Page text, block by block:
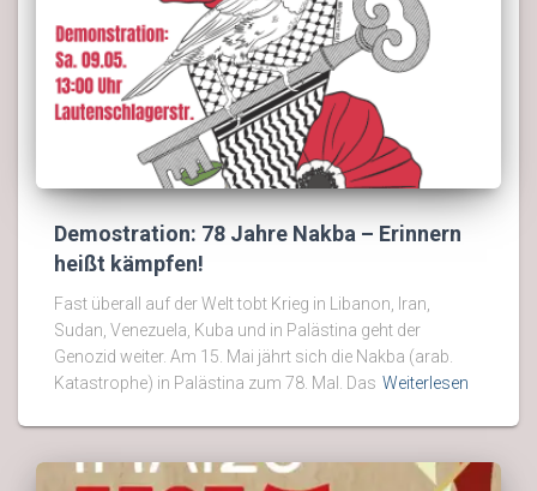
Demostration: 78 Jahre Nakba – Erinnern
heißt kämpfen!
Fast überall auf der Welt tobt Krieg in Libanon, Iran,
Sudan, Venezuela, Kuba und in Palästina geht der
Genozid weiter. Am 15. Mai jährt sich die Nakba (arab.
Katastrophe) in Palästina zum 78. Mal. Das Weiterlesen